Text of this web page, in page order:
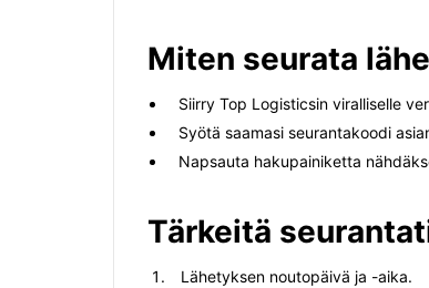
Miten seurata
Siirry Top Logisticsin viralliselle
Syötä saamasi seurantakoodi
Napsauta hakupainiketta
Tärkeitä
Lähetyksen noutopäivä ja -aika.